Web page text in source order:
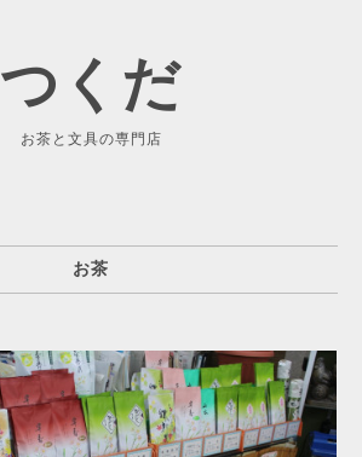
つくだ
お茶と文具の専門店
お茶